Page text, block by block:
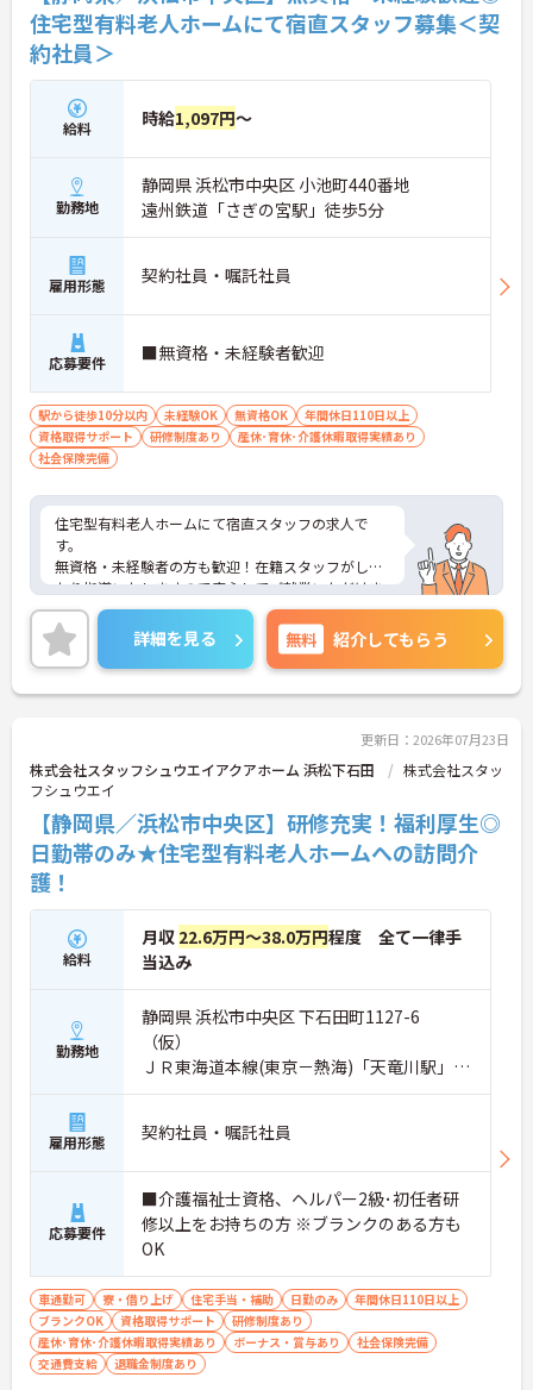
住宅型有料老人ホームにて宿直スタッフ募集＜契
約社員＞
給料 時給1,097円～
勤務地
静岡県 浜松市中央区 小池町440番地
遠州鉄道「さぎの宮駅」徒歩5分
雇用形態 契約社員・嘱託社員
応募要件 ■無資格・未経験者歓迎
駅から徒歩10分以内 未経験OK 無資格OK
年間休日110日以上
資格取得サポート
研修制度あり
産休･育休･介護休暇取得実績あり
社会保険完備
住宅型有料老人ホームにて宿直スタッフの求人で
す。
無資格・未経験者の方も歓迎！在籍スタッフがしっ
かり指導いたしますので安心してご就業いただけま
す！
施設の見学からも可能です◎
ご興味をお持ちの方はお気軽にお問合せ下さい。
詳細を見る 無料 紹介してもらう
更新日：2026年07月23日
株式会社スタッフシュウエイアクアホーム 浜松下石田
株式会社スタッ
フシュウエイ
【静岡県／浜松市中央区】研修充実！福利厚生◎
日勤帯のみ★住宅型有料老人ホームへの訪問介
護！
給料
月収 22.6万円～38.0万円程度 全て一律手
当込み
勤務地
静岡県 浜松市中央区 下石田町1127-6
（仮）
ＪＲ東海道本線(東京－熱海)「天竜川駅」バ
ス・車6分
雇用形態 契約社員・嘱託社員
応募要件
■介護福祉士資格、ヘルパー2級･初任者研
修以上をお持ちの方 ※ブランクのある方も
OK
車通勤可 寮・借り上げ 住宅手当・補助 日勤のみ
年間休日110日以上
ブランクOK
資格取得サポート
研修制度あり
産休･育休･介護休暇取得実績あり
ボーナス・賞与あり
社会保険完備
交通費支給
退職金制度あり